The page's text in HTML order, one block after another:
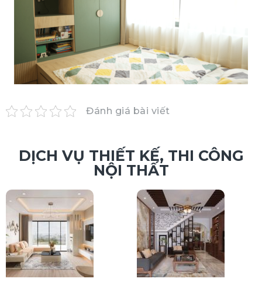
Đánh giá bài viết
DỊCH VỤ THIẾT KẾ, THI CÔNG
NỘI THẤT